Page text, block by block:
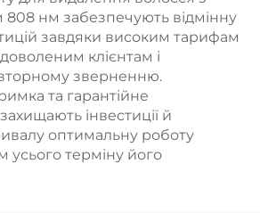
808 нм забезпечують відмінну
завдяки високим тарифам
клієнтам і
зверненню.
та гарантійне
інвестиції й
оптимальну роботу
усього терміну його